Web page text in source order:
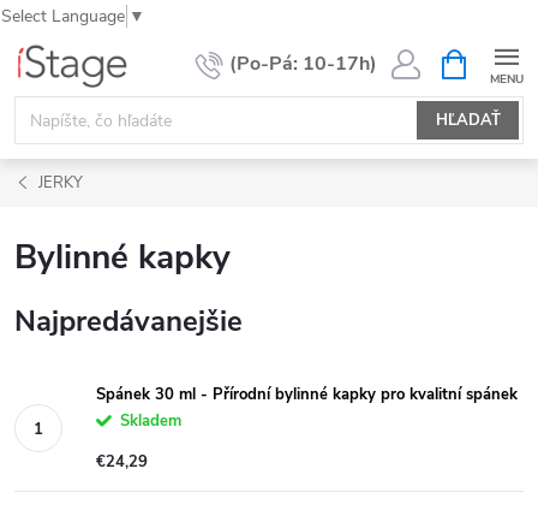
Select Language ▼
Prejsť
obsah
HĽADAŤ
KOŠÍK
JERKY
Bylinné kapky
Najpredávanejšie
Spánek 30 ml - Přírodní bylinné kapky pro kvalitní spánek
Skladem
€24,29